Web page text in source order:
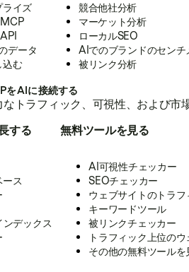
ライズ
データ
込む
競合他社分析
マーケット分析
ローカルSEO
AIでのブランドのセンチ
被リンク分析
をAIに接続する
トラフィック、可視性、および
する
ース
デックス
無料ツールを見る
AI可視性チェッカー
SEOチェッカー
ウェブサイトのトラ
キーワードツール
被リンクチェッカー
トラフィック上位の
その他の無料ツールを